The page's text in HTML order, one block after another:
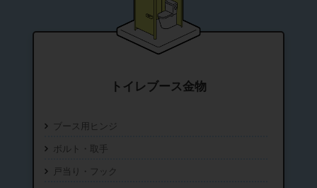
トイレブース金物
ブース用ヒンジ
ボルト・取手
戸当り・フック